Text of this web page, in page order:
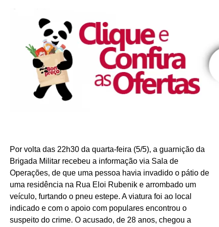
Por volta das 22h30 da quarta-feira (5/5), a guarnição da
Brigada Militar recebeu a informação via Sala de
Operações, de que uma pessoa havia invadido o pátio de
uma residência na Rua Eloi Rubenik e arrombado um
veículo, furtando o pneu estepe. A viatura foi ao local
indicado e com o apoio com populares encontrou o
suspeito do crime. O acusado, de 28 anos, chegou a